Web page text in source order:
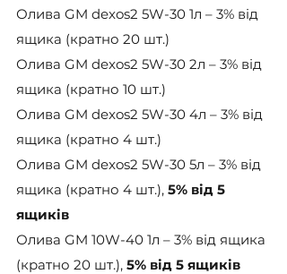
Олива GM dexos2 5W-30 1л – 3% від
ящика (кратно 20 шт.)
Олива GM dexos2 5W-30 2л – 3% від
ящика (кратно 10 шт.)
Олива GM dexos2 5W-30 4л – 3% від
ящика (кратно 4 шт.)
Олива GM dexos2 5W-30 5л – 3% від
ящика (кратно 4 шт.), 5% від 5
ящиків
Олива GM 10W-40 1л – 3% від ящика
(кратно 20 шт.), 5% від 5 ящиків